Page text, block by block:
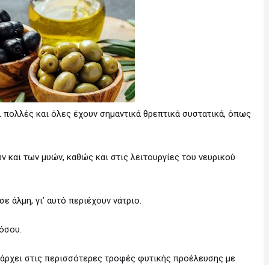
πολλές και όλες έχουν σημαντικά θρεπτικά συστατικά, όπως
των μυών, καθώς και στις λειτουργίες του νευρικού
άλμη, γι’ αυτό περιέχουν νάτριο.
στις περισσότερες τροφές φυτικής προέλευσης με